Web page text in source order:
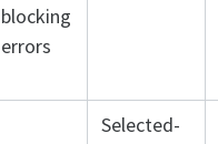
blocking
errors
Selected-